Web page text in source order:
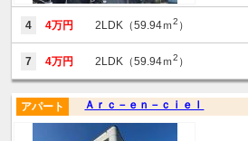
4 4万円 2LDK（59.94ｍ2 ）
7 4万円 2LDK（59.94ｍ2 ）
Ａｒｃ－ｅｎ－ｃｉｅｌ
アパート